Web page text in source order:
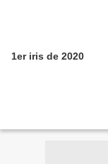
1er iris de 2020